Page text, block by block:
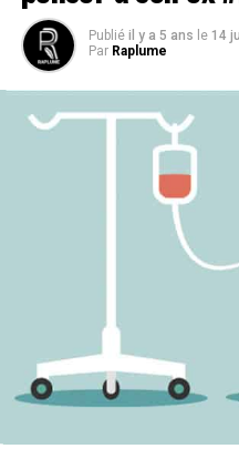
Publié il y a 5 ans le 14
Par Raplume